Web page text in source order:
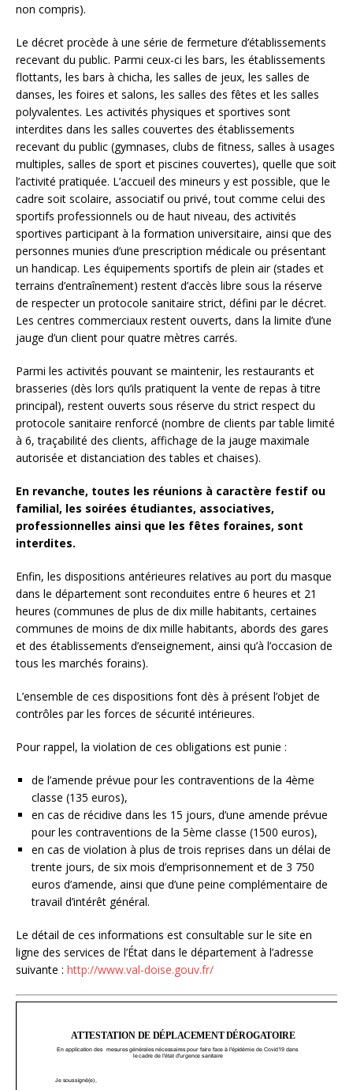
non compris).
Le décret procède à une série de fermeture d’établissements
recevant du public. Parmi ceux-ci les bars, les établissements
flottants, les bars à chicha, les salles de jeux, les salles de
danses, les foires et salons, les salles des fêtes et les salles
polyvalentes. Les activités physiques et sportives sont
interdites dans les salles couvertes des établissements
recevant du public (gymnases, clubs de fitness, salles à usages
multiples, salles de sport et piscines couvertes), quelle que soit
l’activité pratiquée. L’accueil des mineurs y est possible, que le
cadre soit scolaire, associatif ou privé, tout comme celui des
sportifs professionnels ou de haut niveau, des activités
sportives participant à la formation universitaire, ainsi que des
personnes munies d’une prescription médicale ou présentant
un handicap. Les équipements sportifs de plein air (stades et
terrains d’entraînement) restent d’accès libre sous la réserve
de respecter un protocole sanitaire strict, défini par le décret.
Les centres commerciaux restent ouverts, dans la limite d’une
jauge d’un client pour quatre mètres carrés.
Parmi les activités pouvant se maintenir, les restaurants et
brasseries (dès lors qu’ils pratiquent la vente de repas à titre
principal), restent ouverts sous réserve du strict respect du
protocole sanitaire renforcé (nombre de clients par table limité
à 6, traçabilité des clients, affichage de la jauge maximale
autorisée et distanciation des tables et chaises).
En revanche, toutes les réunions à caractère festif ou
familial, les soirées étudiantes, associatives,
professionnelles ainsi que les fêtes foraines, sont
interdites.
Enfin, les dispositions antérieures relatives au port du masque
dans le département sont reconduites entre 6 heures et 21
heures (communes de plus de dix mille habitants, certaines
communes de moins de dix mille habitants, abords des gares
et des établissements d’enseignement, ainsi qu’à l’occasion de
tous les marchés forains).
L’ensemble de ces dispositions font dès à présent l’objet de
contrôles par les forces de sécurité intérieures.
Pour rappel, la violation de ces obligations est punie :
de l’amende prévue pour les contraventions de la 4ème
classe (135 euros),
en cas de récidive dans les 15 jours, d’une amende prévue
pour les contraventions de la 5ème classe (1500 euros),
en cas de violation à plus de trois reprises dans un délai de
trente jours, de six mois d’emprisonnement et de 3 750
euros d’amende, ainsi que d’une peine complémentaire de
travail d’intérêt général.
Le détail de ces informations est consultable sur le site en
ligne des services de l’État dans le département à l’adresse
suivante : http://www.val-doise.gouv.fr/